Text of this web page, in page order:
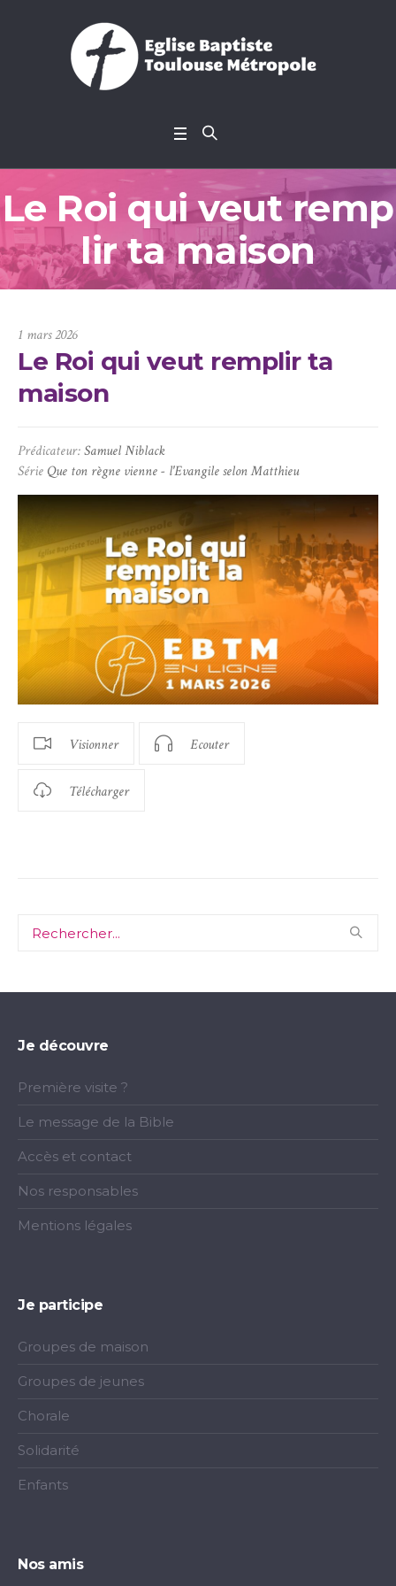
Le Roi qui veut remp
lir ta maison
1 mars 2026
Le Roi qui veut remplir ta
maison
Prédicateur:Samuel Niblack
Série Que ton règne vienne - l'Evangile selon Matthieu
Visionner Ecouter
Télécharger
Je découvre
Première visite ?
Le message de la Bible
Accès et contact
Nos responsables
Mentions légales
Je participe
Groupes de maison
Groupes de jeunes
Chorale
Solidarité
Enfants
Nos amis